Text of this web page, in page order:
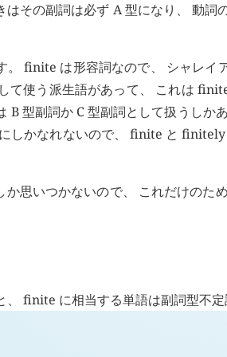
その副詞は必ず A 型になり、 動詞
finite は形容詞なので、 シャレイ
使う派生語があって、 これは
型副詞か C 型副詞として扱うしか
しかなれないので、 finite と
思いつかないので、 これだけのた
、 finite に相当する単語は副詞型不定